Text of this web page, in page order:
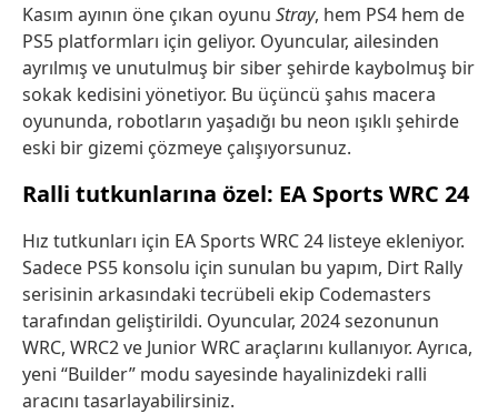
Kasım ayının öne çıkan oyunu Stray, hem PS4 hem de
PS5 platformları için geliyor. Oyuncular, ailesinden
ayrılmış ve unutulmuş bir siber şehirde kaybolmuş bir
sokak kedisini yönetiyor. Bu üçüncü şahıs macera
oyununda, robotların yaşadığı bu neon ışıklı şehirde
eski bir gizemi çözmeye çalışıyorsunuz.
Ralli tutkunlarına özel: EA Sports WRC 24
Hız tutkunları için EA Sports WRC 24 listeye ekleniyor.
Sadece PS5 konsolu için sunulan bu yapım, Dirt Rally
serisinin arkasındaki tecrübeli ekip Codemasters
tarafından geliştirildi. Oyuncular, 2024 sezonunun
WRC, WRC2 ve Junior WRC araçlarını kullanıyor. Ayrıca,
yeni “Builder” modu sayesinde hayalinizdeki ralli
aracını tasarlayabilirsiniz.